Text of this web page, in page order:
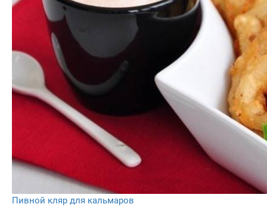
Пивной кляр для кальмаров